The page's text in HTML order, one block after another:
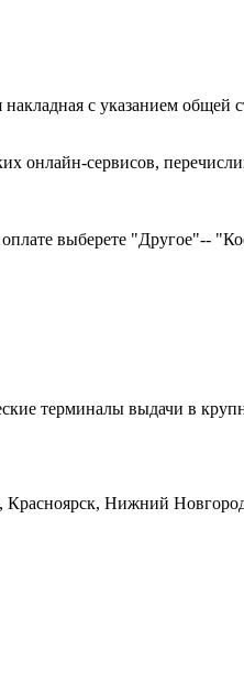
с указанием общей
онлайн-сервисов,
выберете "Другое"--
терминалы выдачи в
Нижний